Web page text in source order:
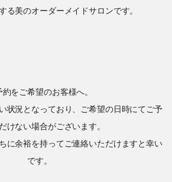
る美のオーダーメイドサロンです。
約をご希望のお客様へ。
状況となっており、ご希望の日時にてご予
けない場合がございます。
に余裕を持ってご連絡いただけますと幸い
です。